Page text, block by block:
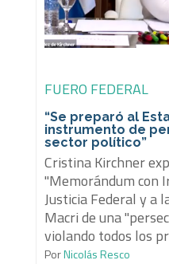
FUERO FEDERAL
“Se preparó al
instrumento de
sector político”
Cristina Kirchner
"Memorándum con
Justicia Federal y a
Macri de una
violando todos los
PorNicolás Resco